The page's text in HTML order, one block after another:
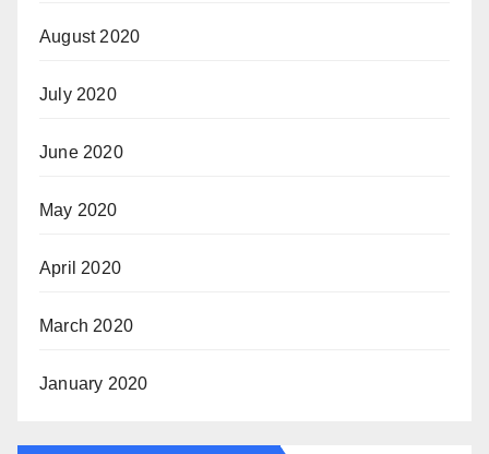
August 2020
July 2020
June 2020
May 2020
April 2020
March 2020
January 2020